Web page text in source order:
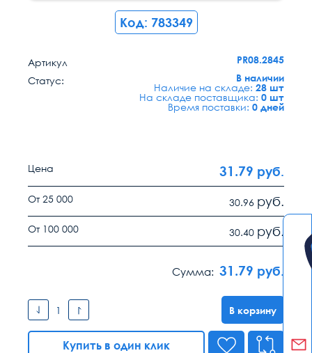
Код: 783349
Артикул
PR08.2845
Статус:
В наличии
Наличие на складе: 28 шт
На складе поставщика: 0 шт
Время поставки: 0 дней
Цена 31.79 руб.
От 25 000 30.96 руб.
От 100 000 30.40 руб.
Сумма: 31.79 руб.
В корзину
Купить в один клик